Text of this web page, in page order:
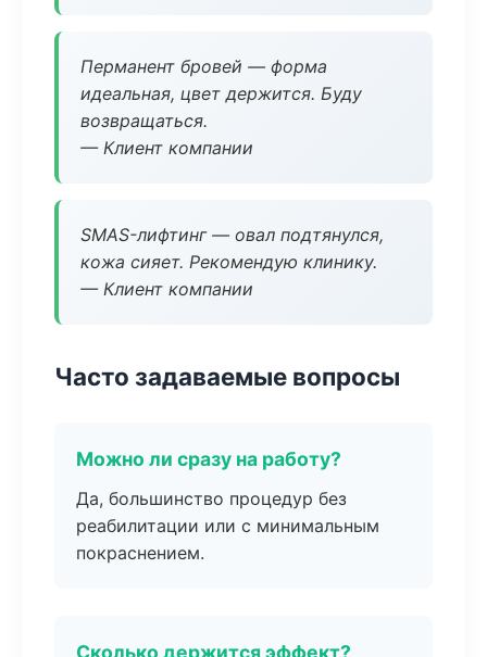
Перманент бровей — форма
идеальная, цвет держится. Буду
возвращаться.
— Клиент компании
SMAS-лифтинг — овал подтянулся,
кожа сияет. Рекомендую клинику.
— Клиент компании
Часто задаваемые вопросы
Можно ли сразу на работу?
Да, большинство процедур без
реабилитации или с минимальным
покраснением.
Сколько держится эффект?